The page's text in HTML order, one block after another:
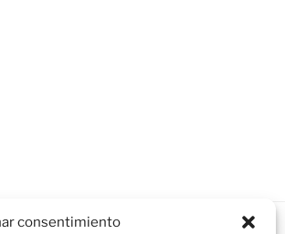
consentimiento